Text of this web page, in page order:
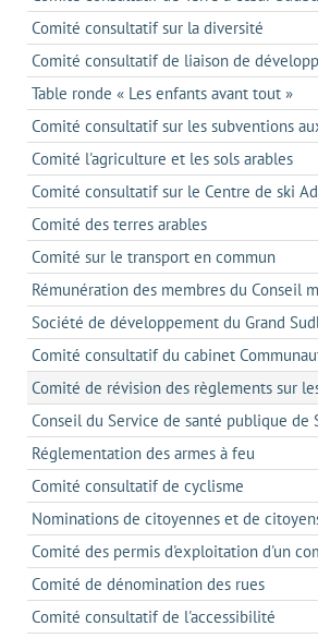
Comité consultatif sur la diversité
Comité consultatif de liaison de
Table ronde « Les enfants avant tout »
Comité consultatif sur les subventions
Comité l'agriculture et les sols arables
Comité consultatif sur le Centre de ski
Comité des terres arables
Comité sur le transport en commun
Rémunération des membres du Conseil
Société de développement du Grand
Comité consultatif du cabinet
Comité de révision des règlements sur
Conseil du Service de santé publique de
Réglementation des armes à feu
Comité consultatif de cyclisme
Nominations de citoyennes et de
Comité des permis d'exploitation d'un
Comité de dénomination des rues
Comité consultatif de l'accessibilité